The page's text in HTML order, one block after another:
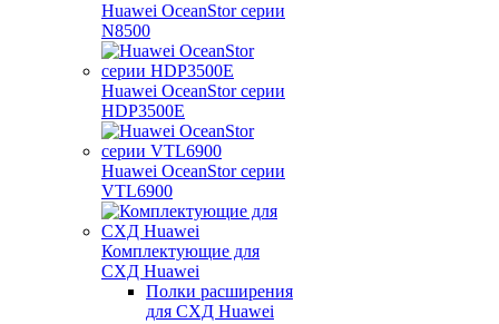
Huawei OceanStor серии
N8500
Huawei OceanStor серии
HDP3500E
Huawei OceanStor серии
VTL6900
Комплектующие для
СХД Huawei
Полки расширения
для СХД Huawei